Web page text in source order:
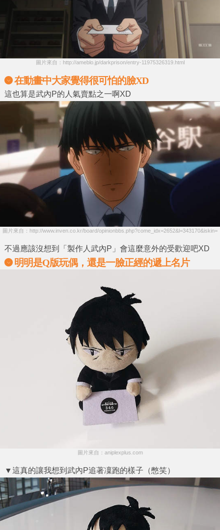
圖片來自：http://ameblo.jp/darkprison/entry-11975326319.html
在動畫中大家覺得很可怕的臉XD
這也算是武內P的人氣賣點之一啊XD
圖片來自：http://www.inven.co.kr/board/opinionbbs.php?come_idx=2652&l=343170&iskin=
不過應該沒想到「製作人武內P」會這麼意外的受歡迎吧XD
明明是Q版玩偶，還是一臉正經的遞上名片
圖片來自：aniplexplus.com
▼這真的讓我想到武內P追著凜跑的樣子（憋笑）